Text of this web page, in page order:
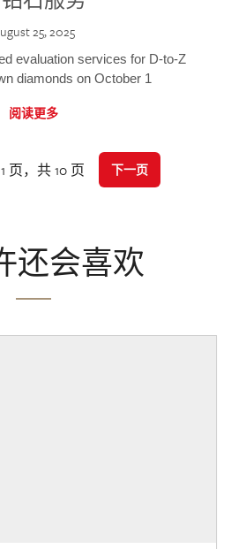
25, 2025
evaluation services for D-to-Z
diamonds on October 1
阅读更多
页，共 10 页 下一页
还会喜欢